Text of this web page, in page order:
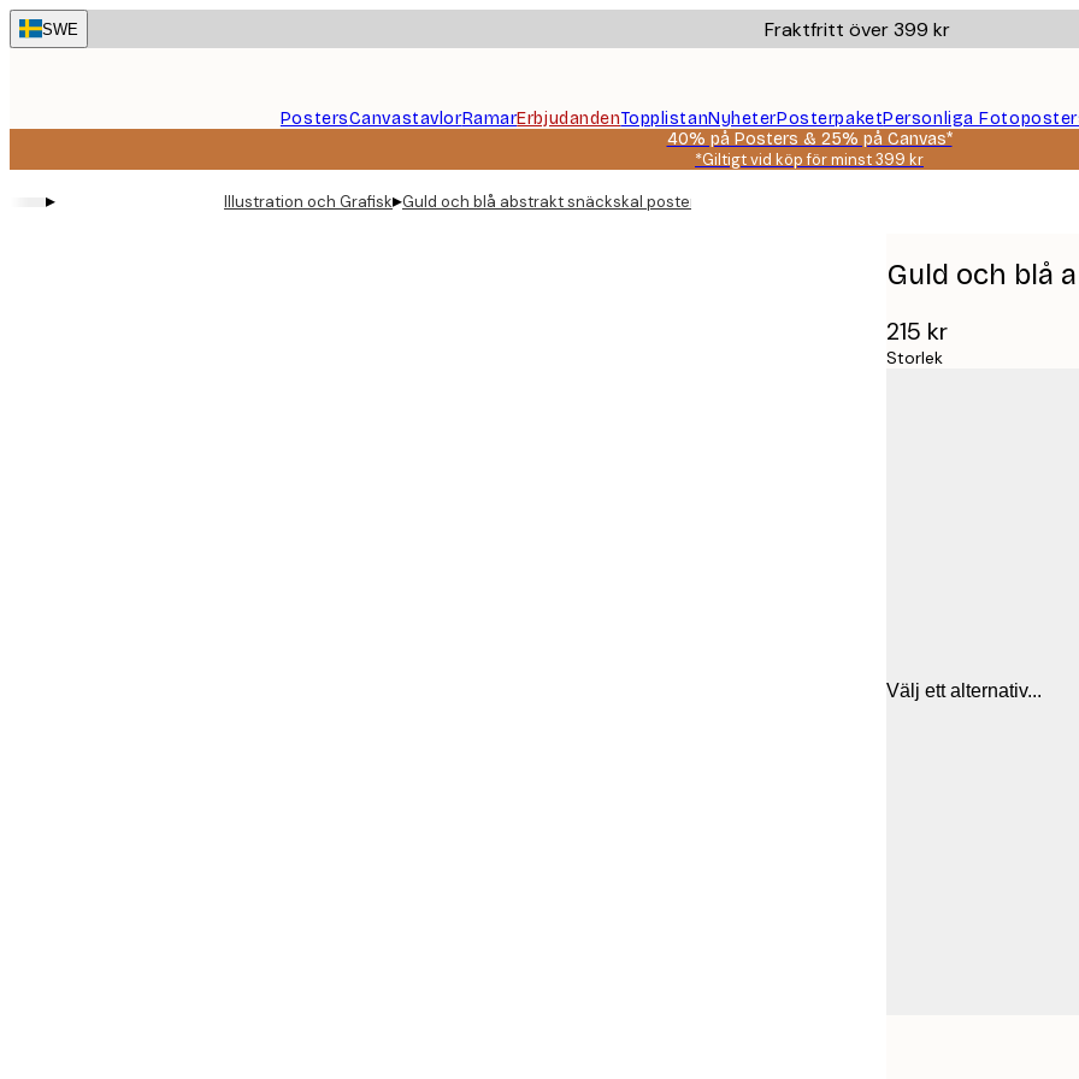
Skip
to
SWE Fraktfritt över 399 kr
PostersCanvastavlorRamarErbjudandenTopplistanNyheterPosterpaketPersonliga
40% på Posters & 25% på Canvas*
*Giltigt vid köp för minst 399 kr
▸ Illustration och Grafisk▸Guld och blå abstrakt snäckskal poster
Guld och blå
215 kr
Storlek
Välj ett alternativ...